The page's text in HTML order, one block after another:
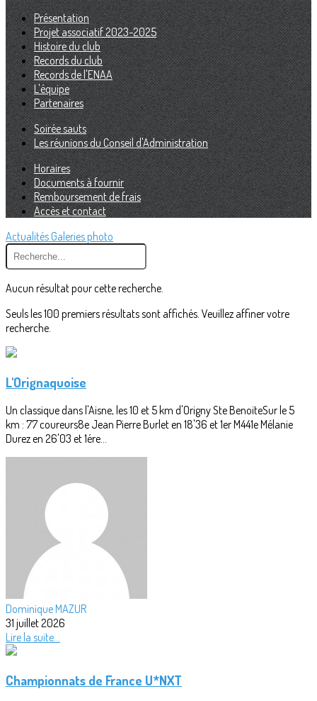
Présentation
Projet associatif 2023-2025
Histoire du club
Records du club
Records de l'ENAA
L'équipe
Partenaires
Soirée sauts
Les réunions du Conseil d'Administration
Horaires
Documents à fournir
Remboursement de frais
Accès et contact
Actualités Galeries photo
Aucun résultat pour cette recherche.
Seuls les 100 premiers résultats sont affichés. Veuillez affiner votre
recherche.
L'Orignaquoise
Un classique dans l'Aisne, les 10 et 5 km d'Origny Ste BenoiteSur le 5
km : 77 coureurs8e Jean Pierre Burlet en 18'36 et 1er M441e Mélanie
Durez en 26'03 et 1ére...
Dominique MAZUR
31 juillet 2026
Lire la suite...
Championnats de France U*NXT